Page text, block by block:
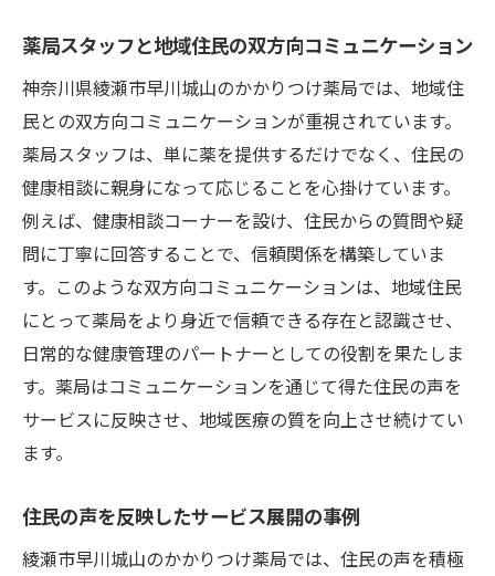
薬局スタッフと地域住民の双方向コミュニケーション
神奈川県綾瀬市早川城山のかかりつけ薬局では、地域住
民との双方向コミュニケーションが重視されています。
薬局スタッフは、単に薬を提供するだけでなく、住民の
健康相談に親身になって応じることを心掛けています。
例えば、健康相談コーナーを設け、住民からの質問や疑
問に丁寧に回答することで、信頼関係を構築していま
す。このような双方向コミュニケーションは、地域住民
にとって薬局をより身近で信頼できる存在と認識させ、
日常的な健康管理のパートナーとしての役割を果たしま
す。薬局はコミュニケーションを通じて得た住民の声を
サービスに反映させ、地域医療の質を向上させ続けてい
ます。
住民の声を反映したサービス展開の事例
綾瀬市早川城山のかかりつけ薬局では、住民の声を積極